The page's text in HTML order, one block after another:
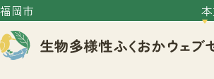
福岡市